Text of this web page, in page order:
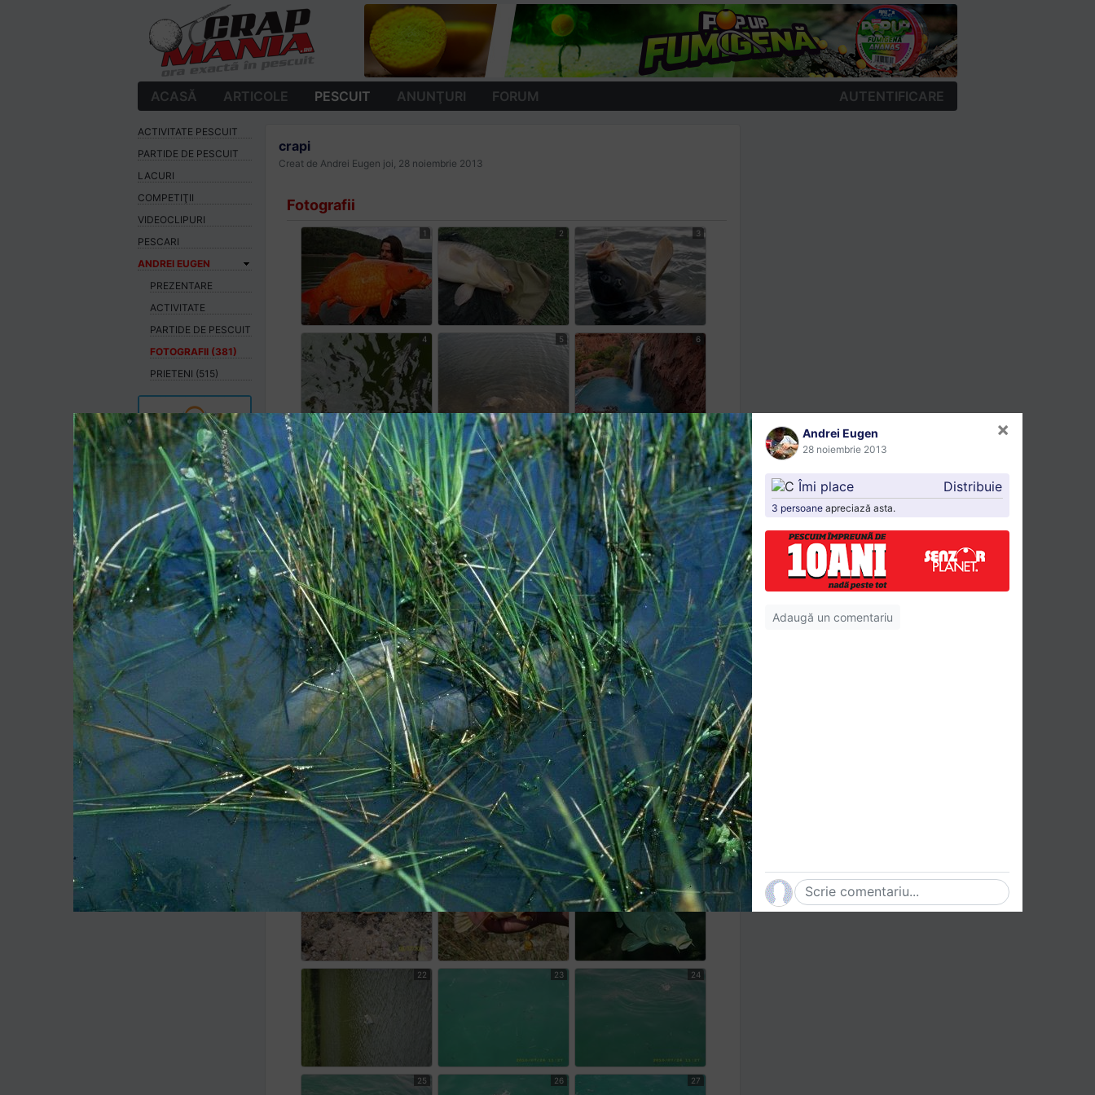
ACASĂ ARTICOLE PESCUIT ANUNŢURI FORUM AUTENTIFICARE
crapi
Creat de Andrei Eugen joi, 28 noiembrie 2013
Fotografii
1 2 3
4 5 6
7 8 9
10 11 12
13 14
16 18
19 21
22 23 24
25 26 27
×
Andrei Eugen
28 noiembrie 2013
Îmi place Distribuie
3 persoane apreciază asta.
Adaugă un comentariu
ACTIVITATE PESCUIT
PARTIDE DE PESCUIT
LACURI
COMPETIŢII
VIDEOCLIPURI
PESCARI
ANDREI EUGEN
PREZENTARE
ACTIVITATE
PARTIDE DE PESCUIT
FOTOGRAFII (381)
PRIETENI (515)